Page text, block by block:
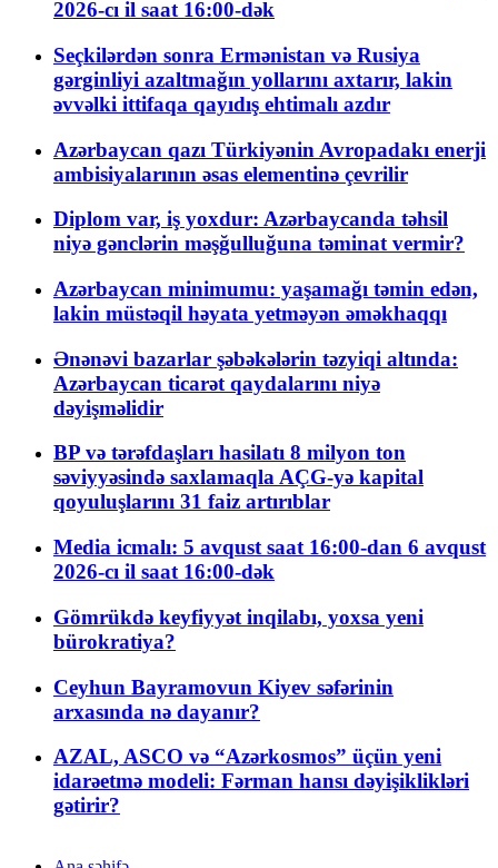
2026-cı il saat 16:00-dək
Seçkilərdən sonra Ermənistan və Rusiya
gərginliyi azaltmağın yollarını axtarır, lakin
əvvəlki ittifaqa qayıdış ehtimalı azdır
Azərbaycan qazı Türkiyənin Avropadakı enerji
ambisiyalarının əsas elementinə çevrilir
Diplom var, iş yoxdur: Azərbaycanda təhsil
niyə gənclərin məşğulluğuna təminat vermir?
Azərbaycan minimumu: yaşamağı təmin edən,
lakin müstəqil həyata yetməyən əməkhaqqı
Ənənəvi bazarlar şəbəkələrin təzyiqi altında:
Azərbaycan ticarət qaydalarını niyə
dəyişməlidir
BP və tərəfdaşları hasilatı 8 milyon ton
səviyyəsində saxlamaqla AÇG-yə kapital
qoyuluşlarını 31 faiz artırıblar
Media icmalı: 5 avqust saat 16:00-dan 6 avqust
2026-cı il saat 16:00-dək
Gömrükdə keyfiyyət inqilabı, yoxsa yeni
bürokratiya?
Ceyhun Bayramovun Kiyev səfərinin
arxasında nə dayanır?
AZAL, ASCO və “Azərkosmos” üçün yeni
idarəetmə modeli: Fərman hansı dəyişiklikləri
gətirir?